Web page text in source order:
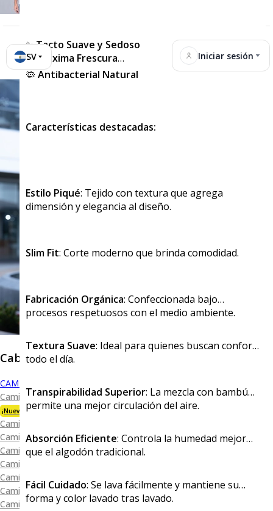
SV Iniciar sesión
Caballero
CAMISAS
Camisa Premium Bambú
¡Nueva Colección!
Camisa Blanca
Camisa Performance
Camisa Piqué
Camisa Oxford
Camisa Lisa y Textura
Camisa Diseño
Camisa Cuadro y Raya
✨Tacto Suave y Sedoso
🌬️Máxima Frescura
🦠 Antibacterial Natural
Características destacadas:
Estilo Piqué: Tejido con textura que agrega
dimensión y elegancia al diseño.
Slim Fit: Corte moderno que brinda comodidad.
Fabricación Orgánica: Confeccionada bajo
procesos respetuosos con el medio ambiente.
Textura Suave: Ideal para quienes buscan confort
todo el día.
Transpirabilidad Superior: La mezcla con bambú
permite una mejor circulación del aire.
Absorción Eficiente: Controla la humedad mejor
que el algodón tradicional.
Fácil Cuidado: Se lava fácilmente y mantiene su
forma y color lavado tras lavado.